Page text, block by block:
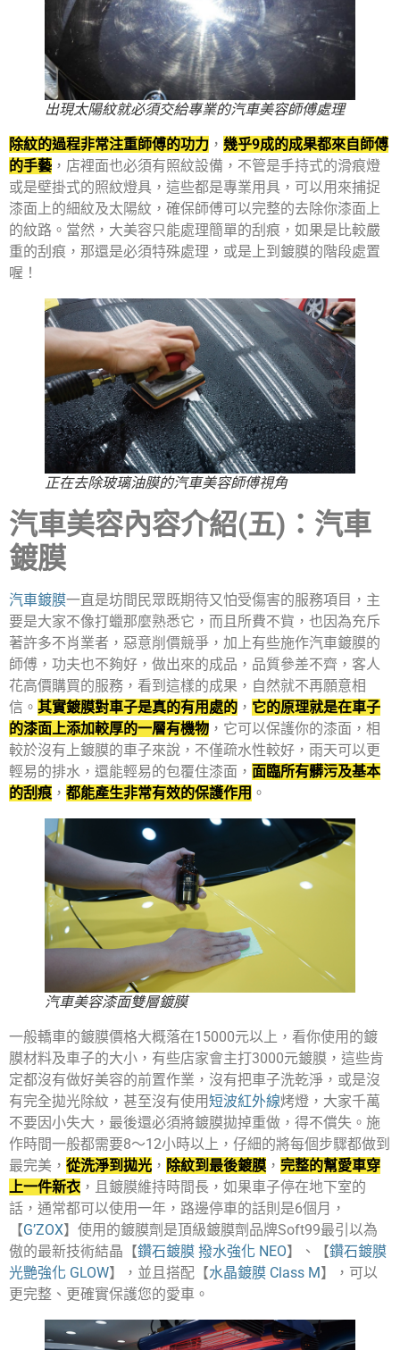
出現太陽紋就必須交給專業的汽車美容師傅處理
除紋的過程非常注重師傅的功力 ， 幾乎9成的成果都來自師傅
的手藝 ，店裡面也必須有照紋設備，不管是手持式的滑痕燈
或是壁掛式的照紋燈具，這些都是專業用具，可以用來捕捉
漆面上的細紋及太陽紋，確保師傅可以完整的去除你漆面上
的紋路。當然，大美容只能處理簡單的刮痕，如果是比較嚴
重的刮痕，那還是必須特殊處理，或是上到鍍膜的階段處置
喔！
正在去除玻璃油膜的汽車美容師傅視角
汽車美容內容介紹(五)：汽車
鍍膜
汽車鍍膜一直是坊間民眾既期待又怕受傷害的服務項目，主
要是大家不像打蠟那麼熟悉它，而且所費不貲，也因為充斥
著許多不肖業者，惡意削價競爭，加上有些施作汽車鍍膜的
師傅，功夫也不夠好，做出來的成品，品質參差不齊，客人
花高價購買的服務，看到這樣的成果，自然就不再願意相
信。 其實鍍膜對車子是真的有用處的 ， 它的原理就是在車子
的漆面上添加較厚的一層有機物 ，它可以保護你的漆面，相
較於沒有上鍍膜的車子來說，不僅疏水性較好，雨天可以更
輕易的排水，還能輕易的包覆住漆面， 面臨所有髒污及基本
的刮痕 ， 都能產生非常有效的保護作用 。
汽車美容漆面雙層鍍膜
一般轎車的鍍膜價格大概落在15000元以上，看你使用的鍍
膜材料及車子的大小，有些店家會主打3000元鍍膜，這些肯
定都沒有做好美容的前置作業，沒有把車子洗乾淨，或是沒
有完全拋光除紋，甚至沒有使用短波紅外線烤燈，大家千萬
不要因小失大，最後還必須將鍍膜拋掉重做，得不償失。施
作時間一般都需要8～12小時以上，仔細的將每個步驟都做到
最完美， 從洗淨到拋光 ， 除紋到最後鍍膜 ， 完整的幫愛車穿
上一件新衣 ，且鍍膜維持時間長，如果車子停在地下室的
話，通常都可以使用一年，路邊停車的話則是6個月，
【G’ZOX】使用的鍍膜劑是頂級鍍膜劑品牌Soft99最引以為
傲的最新技術結晶【鑽石鍍膜 撥水強化 NEO】、【鑽石鍍膜
光艷強化 GLOW】，並且搭配【水晶鍍膜 Class M】，可以
更完整、更確實保護您的愛車。